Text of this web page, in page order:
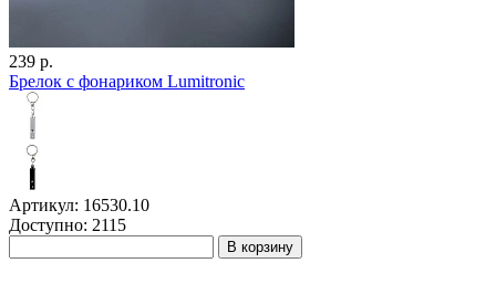
239 р.
Брелок с фонариком Lumitronic
Артикул: 16530.10
Доступно: 2115
В корзину